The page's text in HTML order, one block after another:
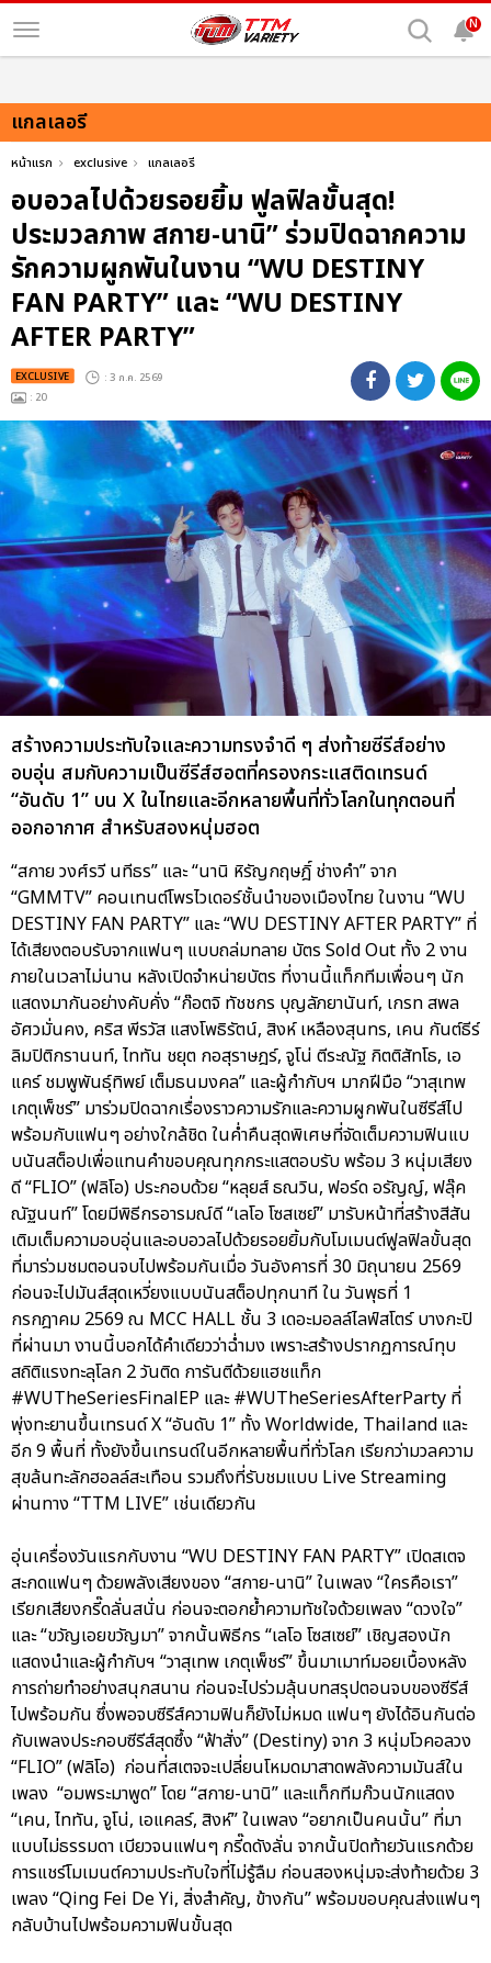
N
แกลเลอรี
หน้าแรก exclusive แกลเลอรี
อบอวลไปด้วยรอยยิ้ม ฟูลฟิลขั้นสุด!
ประมวลภาพ สกาย-นานิ” ร่วมปิดฉากความ
รักความผูกพันในงาน “WU DESTINY
FAN PARTY” และ “WU DESTINY
AFTER PARTY”
EXCLUSIVE : 3 ก.ค. 2569
: 20
สร้างความประทับใจและความทรงจำดี ๆ ส่งท้ายซีรีส์อย่าง
อบอุ่น สมกับความเป็นซีรีส์ฮอตที่ครองกระแสติดเทรนด์
“อันดับ 1” บน X ในไทยและอีกหลายพื้นที่ทั่วโลกในทุกตอนที่
ออกอากาศ สำหรับสองหนุ่มฮอต
“สกาย วงศ์รวี นทีธร” และ “นานิ หิรัญกฤษฎิ์ ช่างคำ” จาก
“GMMTV” คอนเทนต์โพรไวเดอร์ชั้นนำของเมืองไทย ในงาน “WU
DESTINY FAN PARTY” และ “WU DESTINY AFTER PARTY” ที่
ได้เสียงตอบรับจากแฟนๆ แบบถล่มทลาย บัตร Sold Out ทั้ง 2 งาน
ภายในเวลาไม่นาน หลังเปิดจำหน่ายบัตร ที่งานนี้แท็กทีมเพื่อนๆ นัก
แสดงมากันอย่างคับคั่ง “ก๊อตจิ ทัชชกร บุญลัภยานันท์, เกรท สพล
อัศวมั่นคง, คริส พีรวัส แสงโพธิรัตน์, สิงห์ เหลืองสุนทร, เคน กันต์ธีร์
ลิมปิติกรานนท์, ไททัน ชยุต กอสุราษฎร์, จูโน่ ตีระณัฐ กิตติสัทโธ, เอ
แคร์ ชมพูพันธุ์ทิพย์ เต็มธนมงคล” และผู้กำกับฯ มากฝีมือ “วาสุเทพ
เกตุเพ็ชร์” มาร่วมปิดฉากเรื่องราวความรักและความผูกพันในซีรีส์ไป
พร้อมกับแฟนๆ อย่างใกล้ชิด ในค่ำคืนสุดพิเศษที่จัดเต็มความฟินแบ
บนันสต็อปเพื่อแทนคำขอบคุณทุกกระแสตอบรับ พร้อม 3 หนุ่มเสียง
ดี “FLIO” (ฟลิโอ) ประกอบด้วย “หลุยส์ ธณวิน, ฟอร์ด อรัญญ์, ฟลุ๊ค
ณัฐนนท์” โดยมีพิธีกรอารมณ์ดี “เลโอ โซสเซย์” มารับหน้าที่สร้างสีสัน
เติมเต็มความอบอุ่นและอบอวลไปด้วยรอยยิ้มกับโมเมนต์ฟูลฟิลขั้นสุด
ที่มาร่วมชมตอนจบไปพร้อมกันเมื่อ วันอังคารที่ 30 มิถุนายน 2569
ก่อนจะไปมันส์สุดเหวี่ยงแบบนันสต็อปทุกนาที ใน วันพุธที่ 1
กรกฎาคม 2569 ณ MCC HALL ชั้น 3 เดอะมอลล์ไลฟ์สโตร์ บางกะปิ
ที่ผ่านมา งานนี้บอกได้คำเดียวว่าฉ่ำมง เพราะสร้างปรากฏการณ์ทุบ
สถิติแรงทะลุโลก 2 วันติด การันตีด้วยแฮชแท็ก
#WUTheSeriesFinalEP และ #WUTheSeriesAfterParty ที่
พุ่งทะยานขึ้นเทรนด์ X “อันดับ 1” ทั้ง Worldwide, Thailand และ
อีก 9 พื้นที่ ทั้งยังขึ้นเทรนด์ในอีกหลายพื้นที่ทั่วโลก เรียกว่ามวลความ
สุขล้นทะลักฮอลล์สะเทือน รวมถึงที่รับชมแบบ Live Streaming
ผ่านทาง “TTM LIVE” เช่นเดียวกัน
อุ่นเครื่องวันแรกกับงาน “WU DESTINY FAN PARTY” เปิดสเตจ
สะกดแฟนๆ ด้วยพลังเสียงของ “สกาย-นานิ” ในเพลง “ใครคือเรา”
เรียกเสียงกรี๊ดลั่นสนั่น ก่อนจะตอกย้ำความทัชใจด้วยเพลง “ดวงใจ”
และ “ขวัญเอยขวัญมา” จากนั้นพิธีกร “เลโอ โซสเซย์” เชิญสองนัก
แสดงนำและผู้กำกับฯ “วาสุเทพ เกตุเพ็ชร์” ขึ้นมาเมาท์มอยเบื้องหลัง
การถ่ายทำอย่างสนุกสนาน ก่อนจะไปร่วมลุ้นบทสรุปตอนจบของซีรีส์
ไปพร้อมกัน ซึ่งพอจบซีรีส์ความฟินก็ยังไม่หมด แฟนๆ ยังได้อินกันต่อ
กับเพลงประกอบซีรีส์สุดซึ้ง “ฟ้าสั่ง” (Destiny) จาก 3 หนุ่มโวคอลวง
“FLIO” (ฟลิโอ) ก่อนที่สเตจจะเปลี่ยนโหมดมาสาดพลังความมันส์ใน
เพลง “อมพระมาพูด” โดย “สกาย-นานิ” และแท็กทีมก๊วนนักแสดง
“เคน, ไททัน, จูโน่, เอแคลร์, สิงห์” ในเพลง “อยากเป็นคนนั้น” ที่มา
แบบไม่ธรรมดา เบียวจนแฟนๆ กรี๊ดดังลั่น จากนั้นปิดท้ายวันแรกด้วย
การแชร์โมเมนต์ความประทับใจที่ไม่รู้ลืม ก่อนสองหนุ่มจะส่งท้ายด้วย 3
เพลง “Qing Fei De Yi, สิ่งสำคัญ, ข้างกัน” พร้อมขอบคุณส่งแฟนๆ
กลับบ้านไปพร้อมความฟินขั้นสุด